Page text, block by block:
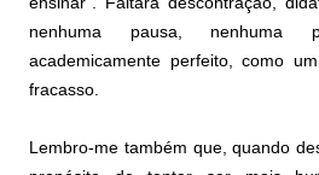
nenhuma pausa, nenhuma
academicamente perfeito, como
fracasso.
Lembro-me também que, quando